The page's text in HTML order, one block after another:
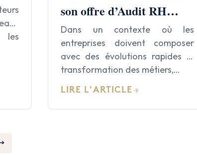
son offre d’Audit RH
destinée aux dirigeants,
qu’ils disposent ou non
d’un service RH
Dans un contexte où les
entreprises doivent composer
avec des évolutions rapides —
transformation des métiers,…
LIRE L'ARTICLE
→